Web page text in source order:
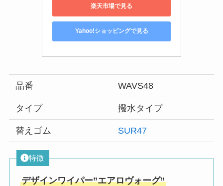
楽天市場で見る
Yahoo!ショッピングで見る
品番 WAVS48
タイプ 撥水タイプ
替えゴム SUR47
特徴
デザインワイパー”エアロヴォーグ”